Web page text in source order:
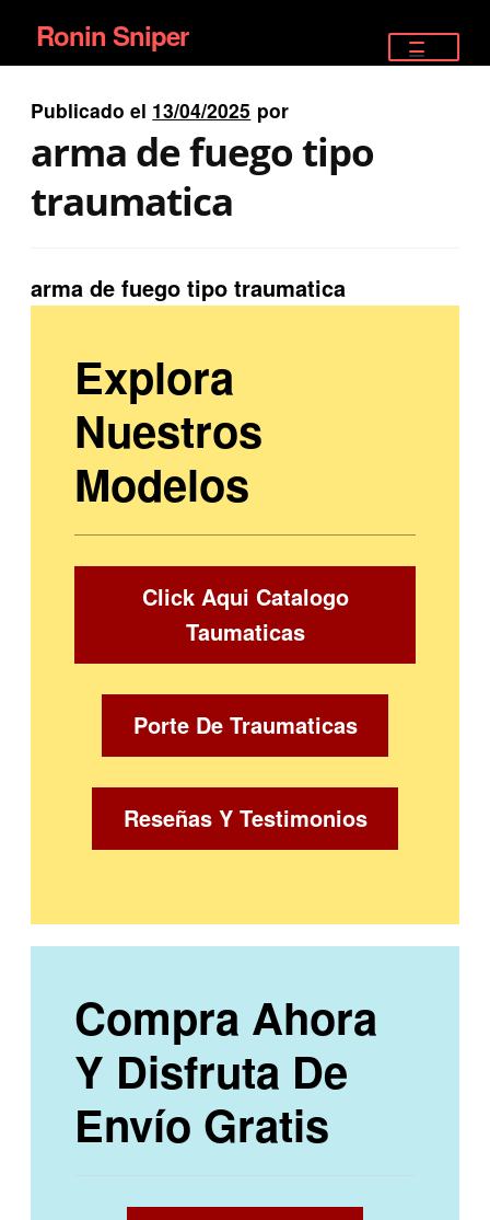
Ir
a
la
navegación
Ir
al
contenido
Ronin Sniper
EQUIPAMIENTO ÉLITE
SATELITALES
Publicado el 13/04/2025 por
arma de fuego tipo
traumatica
arma de fuego tipo traumatica
Explora
Nuestros
Modelos
Click Aqui Catalogo
Taumaticas
Porte De Traumaticas
Reseñas Y Testimonios
Compra Ahora
Y Disfruta De
Envío Gratis